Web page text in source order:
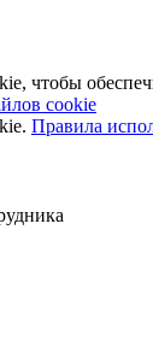
чтобы
cookie
Правила